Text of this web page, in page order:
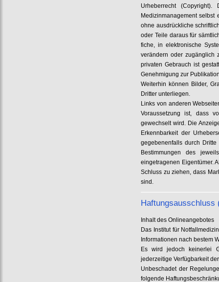
Urheberrecht
Medizinmanagement selbst
ohne ausdrückliche
oder Teile daraus für
fiche, in elektronische
verändern oder zugänglich
privaten Gebrauch ist
Genehmigung zur
Weiterhin können Bilder,
Dritter unterliegen.
Links von anderen
Voraussetzung ist, dass
gewechselt wird. Die
Erkennbarkeit der
gegebenenfalls durch
Bestimmungen des
eingetragenen Eigentümer.
Schluss zu ziehen, dass
sind.
Haftungsausschluss
Inhalt des Onlineangebotes
Das Institut für
Informationen nach bestem
Es wird jedoch keinerlei
jederzeitige Verfügbarkeit
Unbeschadet der
folgende